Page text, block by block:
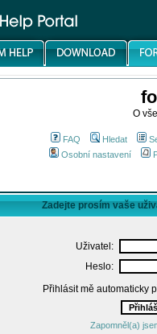
O
FAQ Hledat
Osobní nastavení
Zadejte prosím vaše
Uživatel:
Heslo:
Přihlásit mě automaticky
Zapomněl(a)